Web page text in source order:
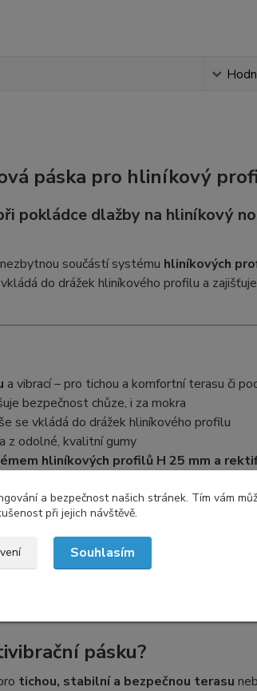
páska pro hliníkový
pokládce dlažby na hliníkový
součástí systému hliníkových
do drážek hliníkového profilu a
a vibrací – pro tichou a komfortní terasu či
bezpečnost chůze, i za mokra
se vkládá do drážek hliníkového profilu
z odolné, kvalitní gumy
hliníkových profilů H 25 mm a
pásku?
tichou, stabilní a bezpečnou terasu
a bezpečnost našich stránek. Tím vám
při jejich návštěvě.
Souhlasím